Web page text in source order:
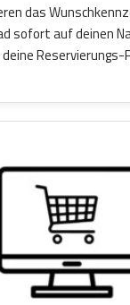
das
sofort auf deinen
Reservierungs-